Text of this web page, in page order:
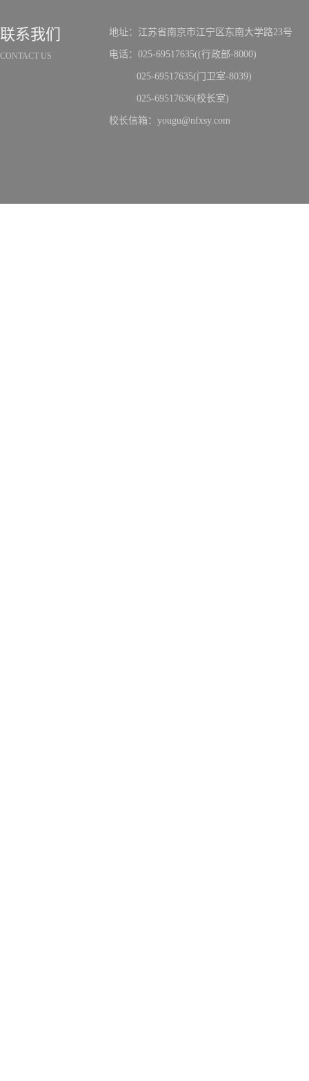
联系我们
CONTACT US
地址：江苏省南京市江宁区东南大学路23号
电话：025-69517635((行政部-8000)
025-69517635(门卫室-8039)
025-69517636(校长室)
校长信箱：yougu@nfxsy.com